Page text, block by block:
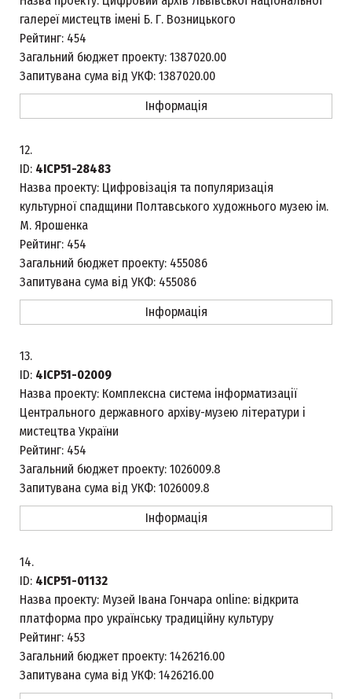
галереї мистецтв імені Б. Г. Возницького
Рейтинг: 454
Загальний бюджет проекту: 1387020.00
Запитувана сума від УКФ: 1387020.00
Інформація
12.
ID: 4ICP51-28483
Назва проекту: Цифровізація та популяризація
культурної спадщини Полтавського художнього музею ім.
М. Ярошенка
Рейтинг: 454
Загальний бюджет проекту: 455086
Запитувана сума від УКФ: 455086
Інформація
13.
ID: 4ICP51-02009
Назва проекту: Комплексна система інформатизації
Центрального державного архіву-музею літератури і
мистецтва України
Рейтинг: 454
Загальний бюджет проекту: 1026009.8
Запитувана сума від УКФ: 1026009.8
Інформація
14.
ID: 4ICP51-01132
Назва проекту: Музей Івана Гончара online: відкрита
платформа про українську традиційну культуру
Рейтинг: 453
Загальний бюджет проекту: 1426216.00
Запитувана сума від УКФ: 1426216.00